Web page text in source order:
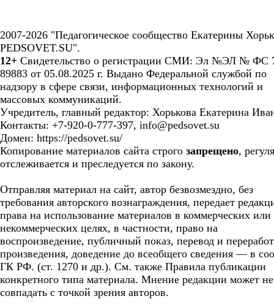
2007-2026 "Педагогическое сообщество Екатерины
PEDSOVET.SU".
12+ Свидетельство о регистрации СМИ: Эл №ЭЛ № ФС
89883 от 05.08.2025 г. Выдано Федеральной службой по
надзору в сфере связи, информационных технологий и
массовых коммуникаций.
Учредитель, главный редактор: Хорькова Екатерина
Контакты: +7-920-0-777-397, info@pedsovet.su
Домен: https://pedsovet.su/
Копирование материалов сайта строго запрещено,
отслеживается и преследуется по закону.
Отправляя материал на сайт, автор безвозмездно, без
требования авторского вознаграждения, передает
права на использование материалов в коммерческих или
некоммерческих целях, в частности, право на
воспроизведение, публичный показ, перевод и
произведения, доведение до всеобщего сведения — в
ГК РФ. (ст. 1270 и др.). См. также Правила публикации
конкретного типа материала. Мнение редакции может не
совпадать с точкой зрения авторов.